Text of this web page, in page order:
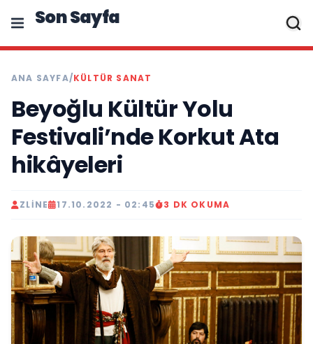
Son Sayfa
ANA SAYFA/KÜLTÜR SANAT
Beyoğlu Kültür Yolu
Festivali’nde Korkut Ata
hikâyeleri
ZLINE 17.10.2022 - 02:45 3 DK OKUMA